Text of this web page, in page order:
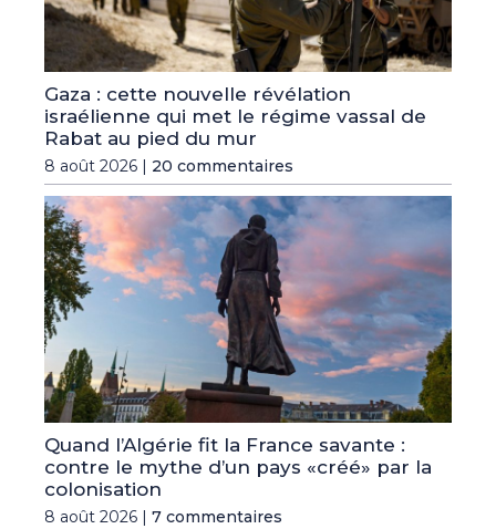
Gaza : cette nouvelle révélation
israélienne qui met le régime vassal de
Rabat au pied du mur
8 août 2026 | 20 commentaires
Quand l’Algérie fit la France savante :
contre le mythe d’un pays «créé» par la
colonisation
8 août 2026 | 7 commentaires